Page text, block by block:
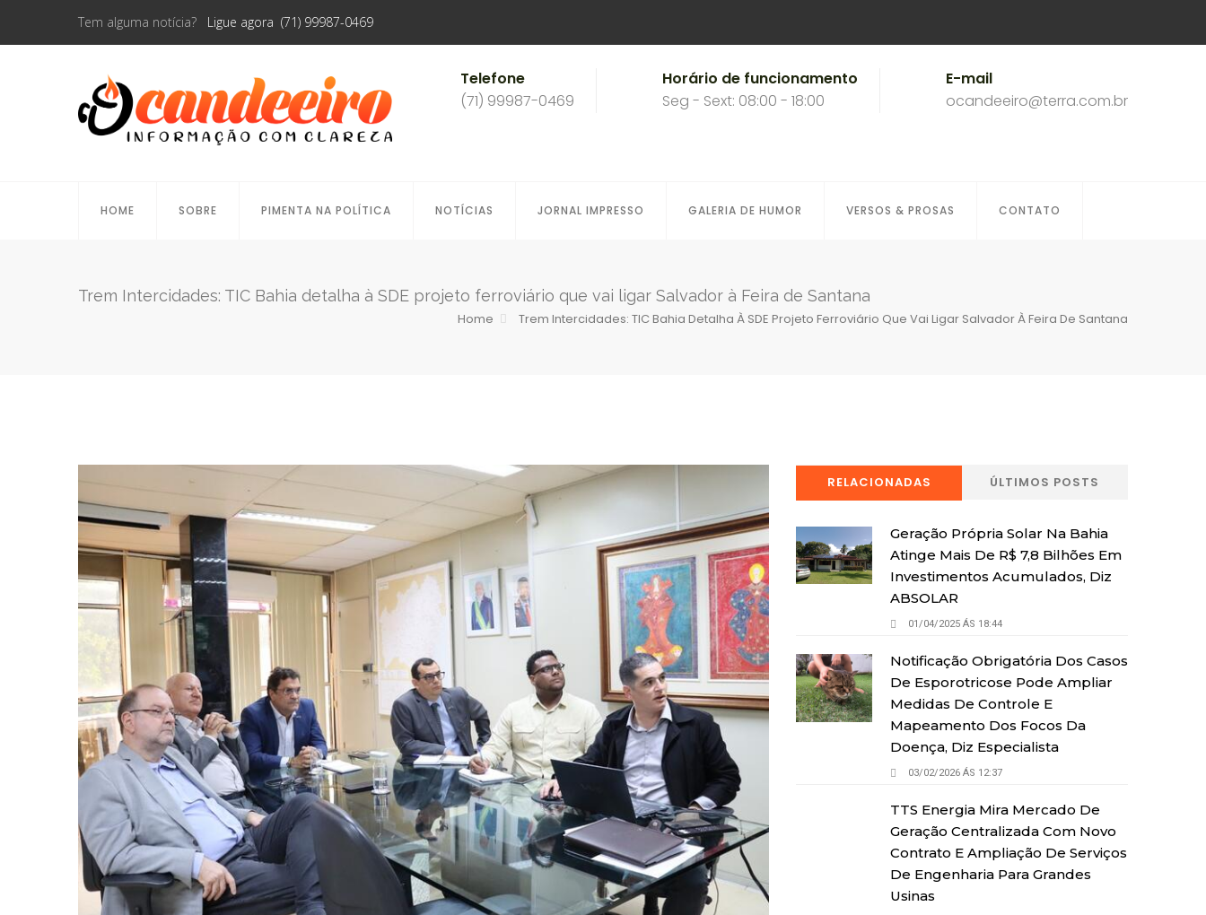
Tem alguma notícia? Ligue agora (71) 99987-0469
Telefone
(71) 99987-0469
Horário de funcionamento
Seg - Sext: 08:00 - 18:00
E-mail
ocandeeiro@terra.com.br
HOME SOBRE PIMENTA NA POLÍTICA NOTÍCIAS JORNAL IMPRESSO GALERIA DE HUMOR VERSOS & PROSAS CONTATO
Trem Intercidades: TIC Bahia detalha à SDE projeto ferroviário que vai ligar Salvador à Feira de Santana
Home Trem Intercidades: TIC Bahia Detalha À SDE Projeto Ferroviário Que Vai Ligar Salvador À Feira De Santana
RELACIONADAS ÚLTIMOS POSTS
Geração Própria Solar Na Bahia
Atinge Mais De R$ 7,8 Bilhões Em
Investimentos Acumulados, Diz
ABSOLAR
01/04/2025 ÁS 18:44
Notificação Obrigatória Dos Casos
De Esporotricose Pode Ampliar
Medidas De Controle E
Mapeamento Dos Focos Da
Doença, Diz Especialista
03/02/2026 ÁS 12:37
TTS Energia Mira Mercado De
Geração Centralizada Com Novo
Contrato E Ampliação De Serviços
De Engenharia Para Grandes
Usinas